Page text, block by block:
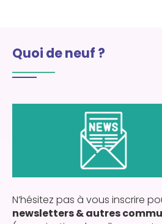
Quoi de neuf ?
N’hésitez pas à vous inscrire
newsletters & autres